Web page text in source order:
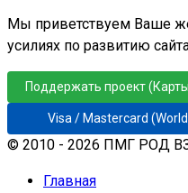
Мы приветствуем Ваше
усилиях по развитию
Поддержать проект
Visa / Mastercard
© 2010 - 2026 ПМГ РОД
Главная